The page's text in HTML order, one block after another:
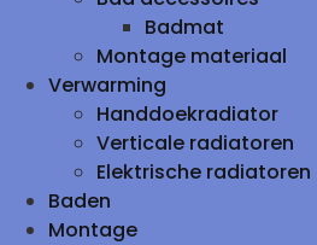
Badmat
Montage materiaal
Verwarming
Handdoekradiator
Verticale radiatoren
Elektrische radiatoren
Baden
Montage